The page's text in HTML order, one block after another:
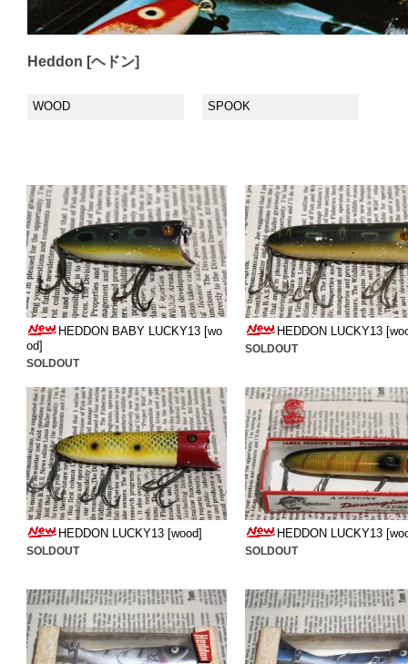
Heddon [ヘドン]
WOOD SPOOK
HEDDON BABY LUCKY13 [wo
od]
SOLDOUT
HEDDON LUCKY13
SOLDOUT
HEDDON LUCKY13 [wood]
SOLDOUT
HEDDON LUCKY13
SOLDOUT